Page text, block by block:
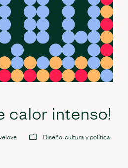
calor intenso!
Diseño, cultura y política